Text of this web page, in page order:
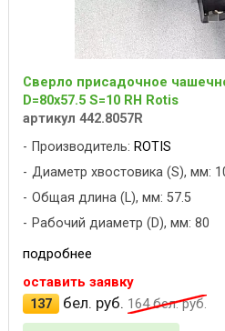
Сверло присадочное
D=80x57.5 S=10 RH Rotis
артикул 442.8057R
Производитель: ROTIS
Диаметр хвостовика (S), мм:
Общая длина (L), мм: 57.5
Рабочий диаметр (D), мм: 80
подробнее
оставить заявку
137
бел. руб. 164бел. руб.